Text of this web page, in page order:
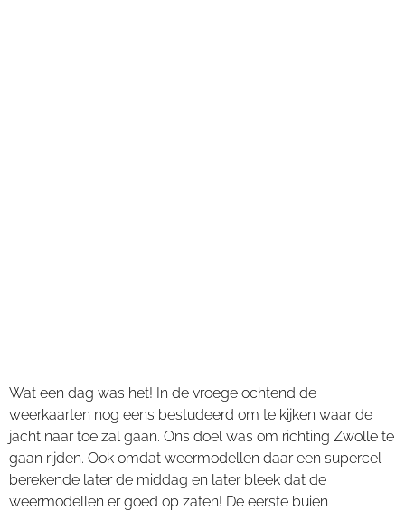
Wat een dag was het! In de vroege ochtend de
weerkaarten nog eens bestudeerd om te kijken waar de
jacht naar toe zal gaan. Ons doel was om richting Zwolle te
gaan rijden. Ook omdat weermodellen daar een supercel
berekende later de middag en later bleek dat de
weermodellen er goed op zaten! De eerste buien